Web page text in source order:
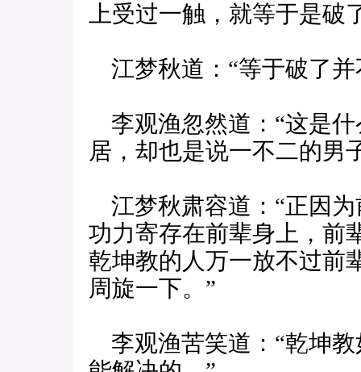
上受过一触，就等于是破
江梦秋道：“等于破了并
李观渔忽然道：“这是
居，却也是说一不二的男
江梦秋肃容道：“正因
功力寄存在前辈身上，前
乾坤教的人万一放不过前
周旋一下。”
李观渔苦笑道：“乾坤